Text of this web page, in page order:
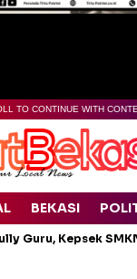
TO CONTINUE WITH
BEKASI
Guru, Kepsek